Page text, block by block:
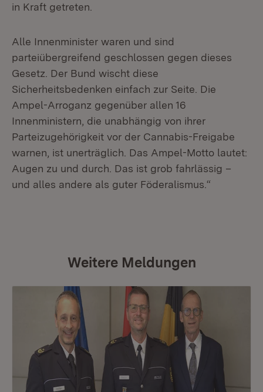
in Kraft getreten.
Alle Innenminister waren und sind
parteiübergreifend geschlossen gegen dieses
Gesetz. Der Bund wischt diese
Sicherheitsbedenken einfach zur Seite. Die
Ampel-Arroganz gegenüber allen 16
Innenministern, die unabhängig von ihrer
Parteizugehörigkeit vor der Cannabis-Freigabe
warnen, ist unerträglich. Das Ampel-Motto lautet:
Augen zu und durch. Das ist grob fahrlässig –
und alles andere als guter Föderalismus.“
Weitere Meldungen